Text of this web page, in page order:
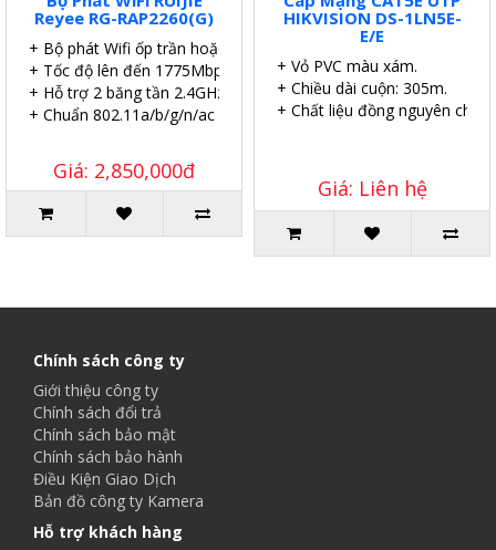
Reyee RG-RAP2260(G)
+ Bộ phát Wifi ốp trần hoặc gắn tường.
+ Tốc độ lên đến 1775Mbps.
+ Hỗ trợ 2 băng tần 2.4GHz và 5GHz.
+ Chuẩn 802.11a/b/g/n/ac Wave1/Wave2, MU-MIMO.
Giá: 2,850,000đ
HIKVISION DS-1LN5E-
E/E
+ Vỏ PVC màu xám.
+ Chiều dài cuộn: 305m.
+ Chất liệu đồng nguyên chất.
Giá: Liên hệ
Chính sách công ty
Giới thiệu công ty
Chính sách đổi trả
Chính sách bảo mật
Chính sách bảo hành
Điều Kiện Giao Dịch
Bản đồ công ty Kamera
Hỗ trợ khách hàng